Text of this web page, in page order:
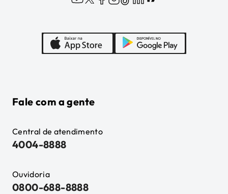
Fale com a gente
Central de atendimento
4004-8888
Ouvidoria
0800-688-8888